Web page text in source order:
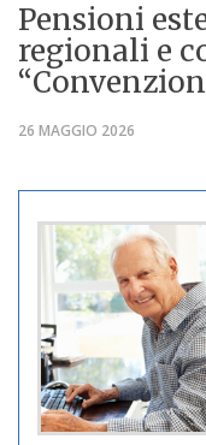
Pensioni
regionali e
26 MAGGIO 2026